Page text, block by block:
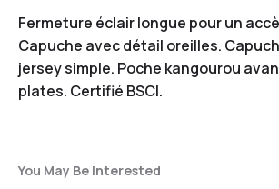
Fermeture éclair longue pour un
Capuche avec détail oreilles.
jersey simple. Poche kangourou
plates. Certifié BSCI.
You May Be Interested